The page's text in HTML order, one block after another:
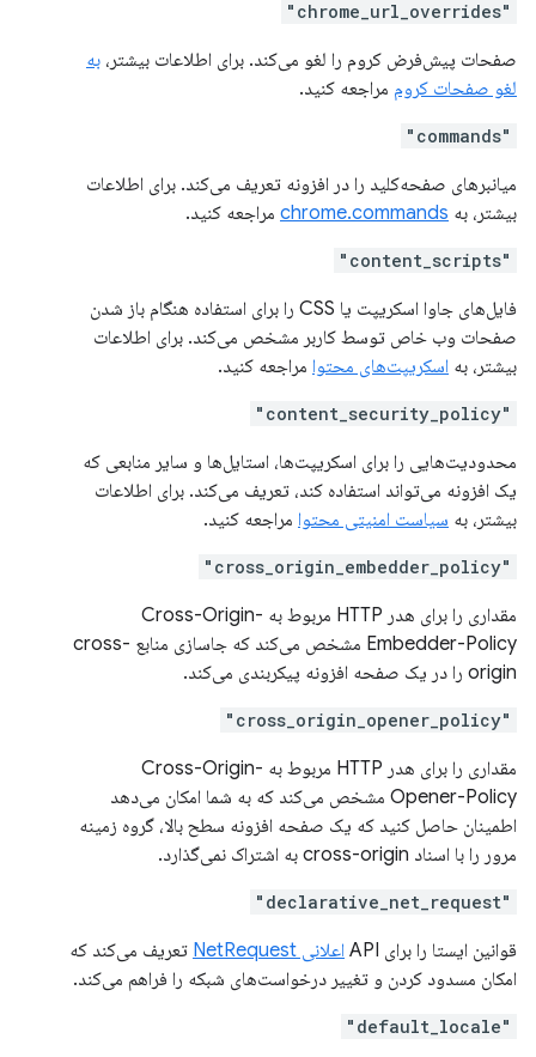
"chrome_url_overrides"
صفحات پیش‌فرض کروم را لغو می‌کند. برای اطلاعات بیشتر، به
لغو صفحات کروم مراجعه کنید.
"commands"
میانبرهای صفحه‌کلید را در افزونه تعریف می‌کند. برای اطلاعات
بیشتر، به chrome.commands مراجعه کنید.
"content_scripts"
فایل‌های جاوا اسکریپت یا CSS را برای استفاده هنگام باز شدن
صفحات وب خاص توسط کاربر مشخص می‌کند. برای اطلاعات
بیشتر، به اسکریپت‌های محتوا مراجعه کنید.
"content_security_policy"
محدودیت‌هایی را برای اسکریپت‌ها، استایل‌ها و سایر منابعی که
یک افزونه می‌تواند استفاده کند، تعریف می‌کند. برای اطلاعات
بیشتر، به سیاست امنیتی محتوا مراجعه کنید.
"cross_origin_embedder_policy"
مقداری را برای هدر HTTP مربوط به Cross-Origin-
Embedder-Policy مشخص می‌کند که جاسازی منابع cross-
origin را در یک صفحه افزونه پیکربندی می‌کند.
"cross_origin_opener_policy"
مقداری را برای هدر HTTP مربوط به Cross-Origin-
Opener-Policy مشخص می‌کند که به شما امکان می‌دهد
اطمینان حاصل کنید که یک صفحه افزونه سطح بالا، گروه زمینه
مرور را با اسناد cross-origin به اشتراک نمی‌گذارد.
"declarative_net_request"
قوانین ایستا را برای API اعلانی NetRequest
تعریف می‌کند که
امکان مسدود کردن و تغییر درخواست‌های شبکه را فراهم می‌کند.
"default_locale"